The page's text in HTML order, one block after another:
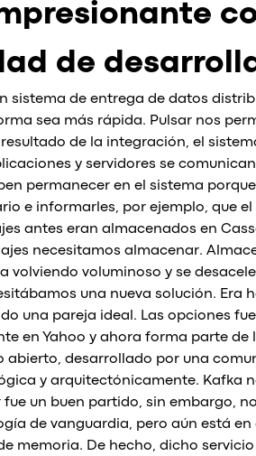
de
sistema de entrega de datos
sea más rápida. Pulsar nos
de la integración, el
y servidores se
permanecer en el sistema
e informarles, por ejemplo, que
antes eran almacenados en
necesitamos almacenar.
volviendo voluminoso y se
una nueva solución. Era
una pareja ideal. Las opciones
en Yahoo y ahora forma parte de
abierto, desarrollado por una
y arquitectónicamente. Kafka
un buen partido, sin embargo,
de vanguardia, pero aún está
memoria. De hecho, dicho